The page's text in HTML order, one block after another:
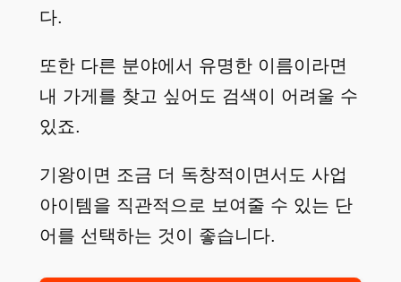
다.
또한 다른 분야에서 유명한 이름이라면
내 가게를 찾고 싶어도 검색이 어려울 수
있죠.
기왕이면 조금 더 독창적이면서도 사업
아이템을 직관적으로 보여줄 수 있는 단
어를 선택하는 것이 좋습니다.